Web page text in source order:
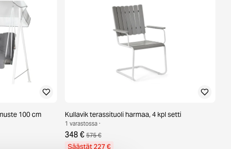
100 cm
Kullavik terassituoli harmaa, 4 kpl setti
1 varastossa ·
348 € 575 €
Säästät 227 €